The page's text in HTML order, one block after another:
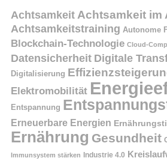
Achtsamkeit Achtsamkeit im
Achtsamkeitstraining Autonome
Blockchain-Technologie Cloud-
Datensicherheit Digitale
Digitalisierung
Elektromobilität
Entspannung
Erneuerbare Energien
Ernährung Gesundheit
Immunsystem stärken Industrie 4.0